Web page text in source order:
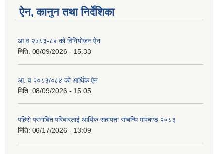
ऐन, कानुन तथा निर्देशिका
आ.व २०८३-८४ को विनियोजन ऐन
मिति: 08/09/2026 - 15:33
आ. व २०८३/०८४ को आर्थिक ऐन
मिति: 08/09/2026 - 15:05
पहिरो प्रभावित परिवारलाई आर्थिक सहायता सम्बन्धि मापदण्ड २०८३
मिति: 06/17/2026 - 13:09